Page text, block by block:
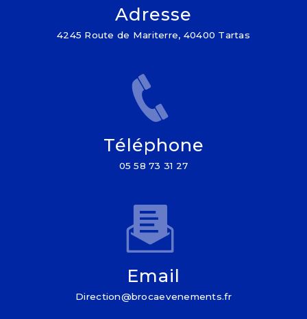
Adresse
4245 Route de Mariterre, 40400 Tartas
Téléphone
05 58 73 31 27
Email
direction@brocaevenements.fr